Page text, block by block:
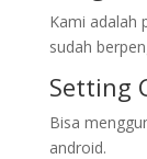
Kami adalah
sudah
Setting
Bisa
android.